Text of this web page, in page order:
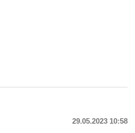
29.05.2023 10:58